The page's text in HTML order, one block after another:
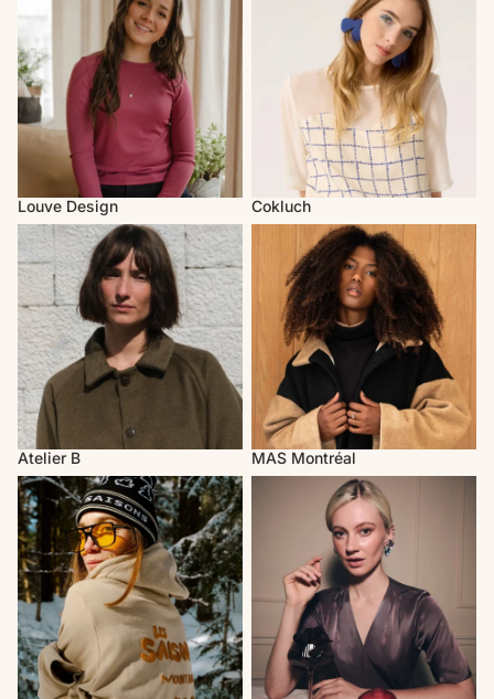
Louve Design
Cokluch
Atelier B
Atelier B
MAS Montréal
MAS Montréal
Les Saisons